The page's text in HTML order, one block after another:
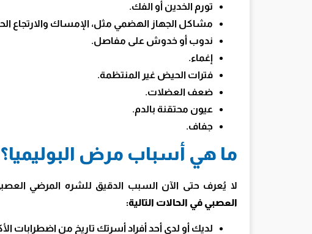
تورم الخدين أو الفك.
مشاكل الجهاز الهضمي مثل، الإمساك والارتجاع
ندوب أو خدوش على مفاصل.
إغماء.
فترات الحيض غير المنتظمة.
ضعف العضلات.
عيون محتقنة بالدم.
جفاف.
ما هي أسباب مرض البوليميا؟
لا يُعرف حتى الآن السبب الدقيق للشره المرضي
العصبي في الحالات التالية:
لديك أو لدى أحد أفراد أسرتك تاريخ من اضطرابات